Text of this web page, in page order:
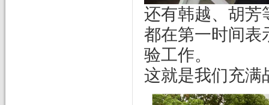
还有韩越、胡芳
都在第一时间表
验工作。
这就是我们充满